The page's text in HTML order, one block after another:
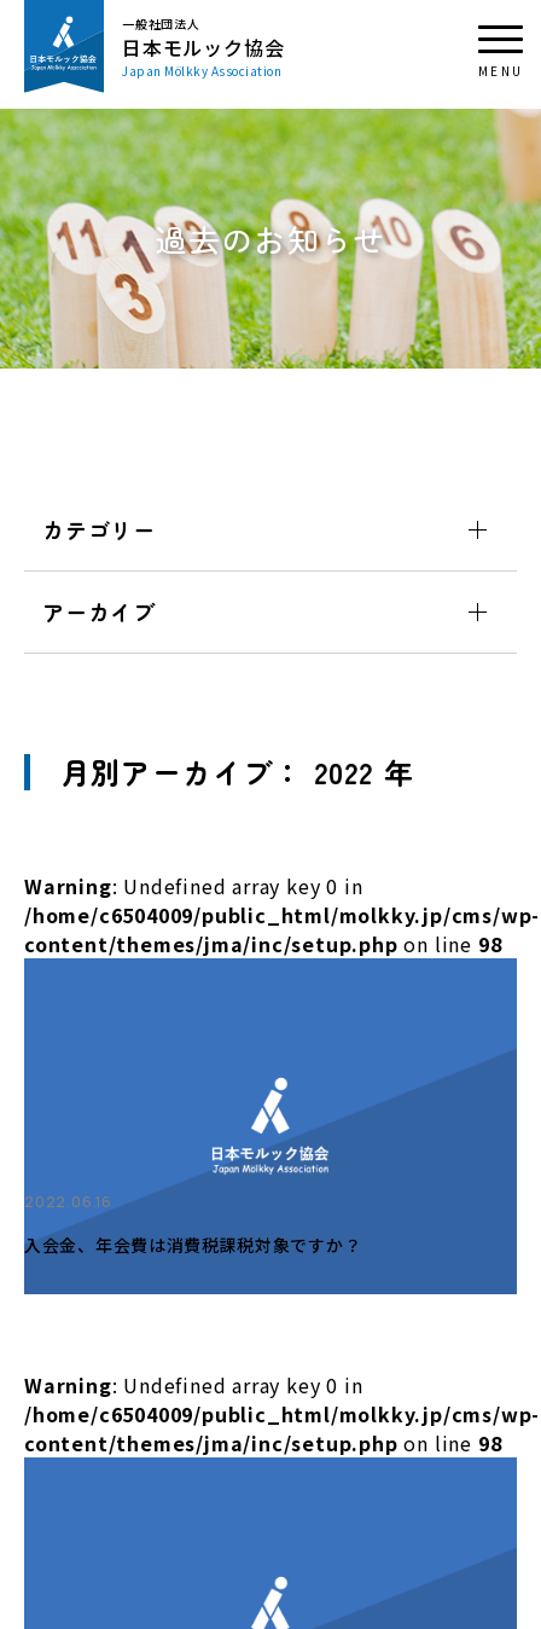
一般社団法人
日本モルック協会
Japan Mölkky Association
過去のお知らせ
月別アーカイブ： 2022 年
Warning: Undefined array key 0 in
/home/c6504009/public_html/molkky.jp/cms/wp-
content/themes/jma/inc/setup.php on line 98
2022.06.16
入会金、年会費は消費税課税対象ですか？
Warning: Undefined array key 0 in
/home/c6504009/public_html/molkky.jp/cms/wp-
content/themes/jma/inc/setup.php on line 98
カテゴリー
アーカイブ